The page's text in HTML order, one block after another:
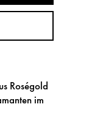
Roségold
im